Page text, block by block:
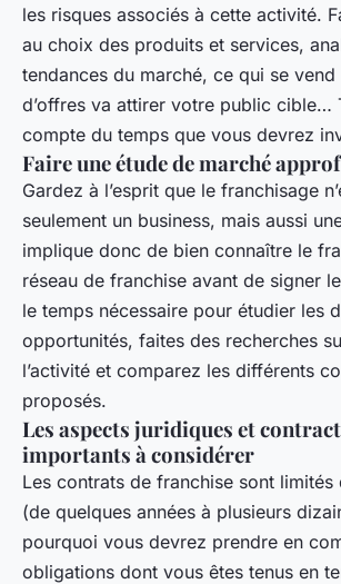
les risques associés à cette activité.
au choix des produits et services,
tendances du marché, ce qui se
d’offres va attirer votre public cible…
compte du temps que vous devrez
Faire une étude de marché
Gardez à l’esprit que le franchisage
seulement un business, mais aussi
implique donc de bien connaître le
réseau de franchise avant de signer
le temps nécessaire pour étudier les
opportunités, faites des recherches
l’activité et comparez les différents
proposés.
Les aspects juridiques et
importants à considérer
Les contrats de franchise sont limités
(de quelques années à plusieurs
pourquoi vous devrez prendre en
obligations dont vous êtes tenus en